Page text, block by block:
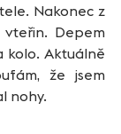
Nakonec z
Depem
kolo. Aktuálně
že jsem
nohy.